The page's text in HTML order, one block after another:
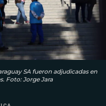
SA fueron adjudicadas en
Foto: Jorge Jara